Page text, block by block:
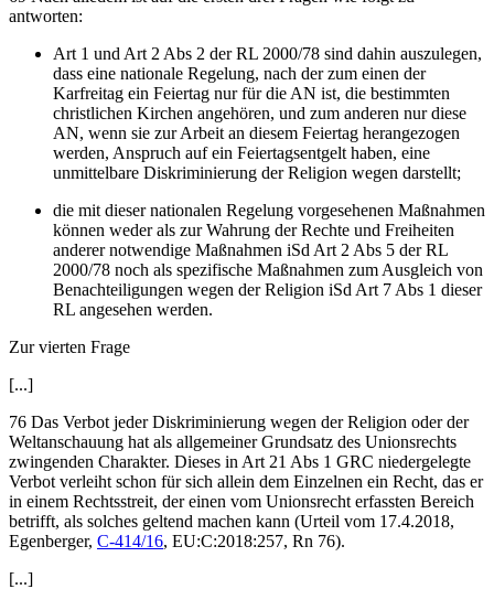
antworten:
Art 1 und Art 2 Abs 2 der RL 2000/78 sind dahin auszulegen,
dass eine nationale Regelung, nach der zum einen der
Karfreitag ein Feiertag nur für die AN ist, die bestimmten
christlichen Kirchen angehören, und zum anderen nur diese
AN, wenn sie zur Arbeit an diesem Feiertag herangezogen
werden, Anspruch auf ein Feiertagsentgelt haben, eine
unmittelbare Diskriminierung der Religion wegen darstellt;
die mit dieser nationalen Regelung vorgesehenen Maßnahmen
können weder als zur Wahrung der Rechte und Freiheiten
anderer notwendige Maßnahmen iSd Art 2 Abs 5 der RL
2000/78 noch als spezifische Maßnahmen zum Ausgleich von
Benachteiligungen wegen der Religion iSd Art 7 Abs 1 dieser
RL angesehen werden.
Zur vierten Frage
[...]
76 Das Verbot jeder Diskriminierung wegen der Religion oder der
Weltanschauung hat als allgemeiner Grundsatz des Unionsrechts
zwingenden Charakter. Dieses in Art 21 Abs 1 GRC niedergelegte
Verbot verleiht schon für sich allein dem Einzelnen ein Recht, das er
in einem Rechtsstreit, der einen vom Unionsrecht erfassten Bereich
betrifft, als solches geltend machen kann (Urteil vom 17.4.2018,
Egenberger, C-414/16, EU:C:2018:257, Rn 76).
[...]